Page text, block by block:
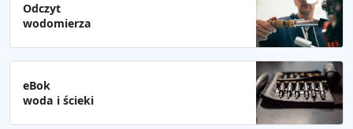
Odczyt
wodomierza
eBok
woda i ścieki